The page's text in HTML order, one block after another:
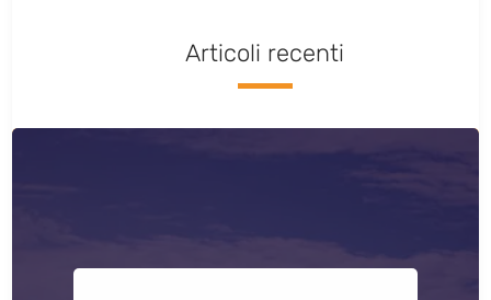
Articoli recenti